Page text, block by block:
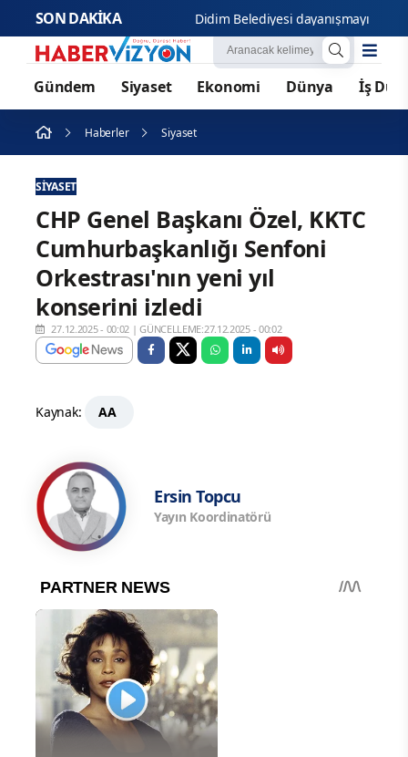
SON DAKİKA Didim
Gündem Siyaset Ekonomi Dünya İş
Haberler Siyaset
SIYASET
CHP Genel Başkanı Özel, KKTC
Cumhurbaşkanlığı Senfoni
Orkestrası'nın yeni yıl
konserini izledi
27.12.2025 - 00:02 |GÜNCELLEME:27.12.2025 - 00:02
Kaynak: AA
Ersin Topcu
Yayın Koordinatörü